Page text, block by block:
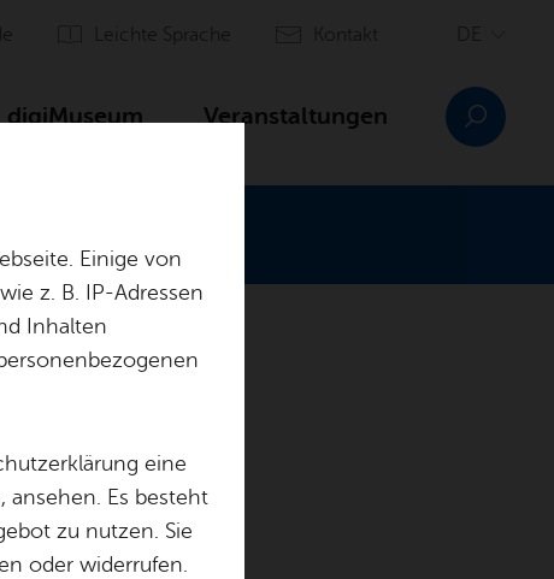
Leich­te Spra­che Kon­takt
digi­Mu­se­um Ver­an­stal­tun­gen
Einige von
z. B. IP-Adressen
Inhalten
eine
ansehen. Es besteht
zu nutzen. Sie
oder widerrufen.